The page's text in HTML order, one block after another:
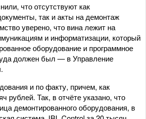
что отсутствуют как
так и акты на демонтаж
уверено, что вина лежит на
и информатизации, который
оборудование и программное
должен был — в Управление
и по факту, причем, как
рублей. Так, в отчёте указано, что
демонтированного оборудования, в